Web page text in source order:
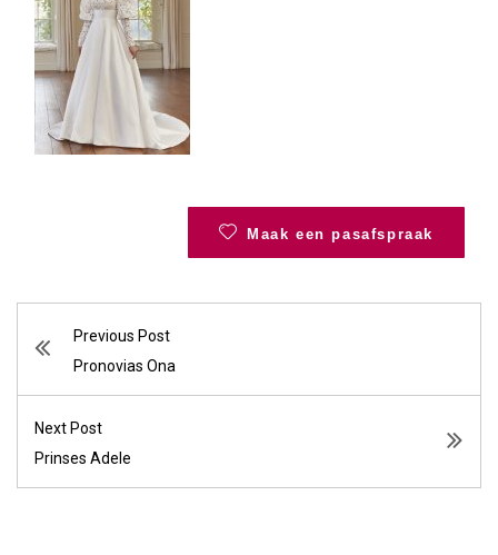
Maak een pasafspraak
Previous Post
Pronovias Ona
Next Post
Prinses Adele